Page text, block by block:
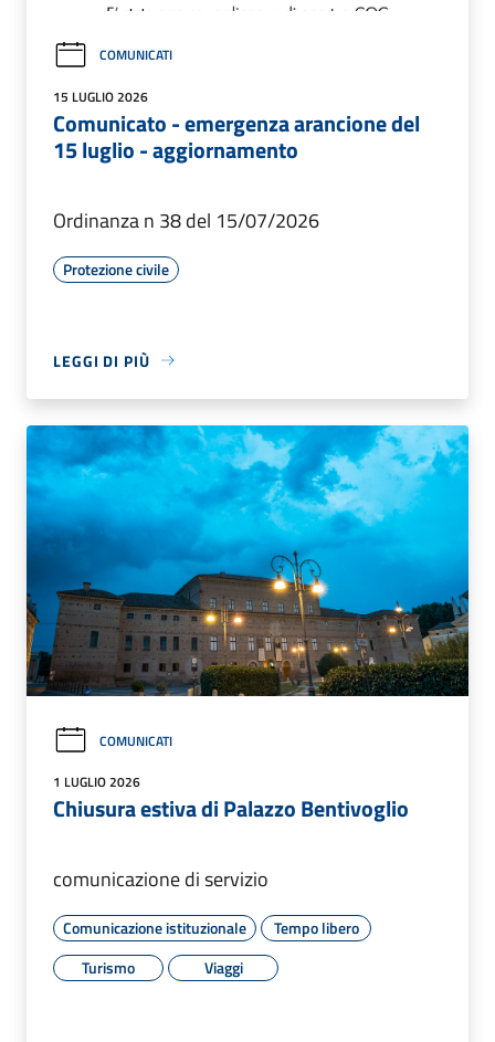
COMUNICATI
15 LUGLIO 2026
Comunicato - emergenza arancione del
15 luglio - aggiornamento
Ordinanza n 38 del 15/07/2026
Protezione civile
LEGGI DI PIÙ
COMUNICATI
1 LUGLIO 2026
Chiusura estiva di Palazzo Bentivoglio
comunicazione di servizio
Comunicazione istituzionale
Tempo libero
Turismo
Viaggi